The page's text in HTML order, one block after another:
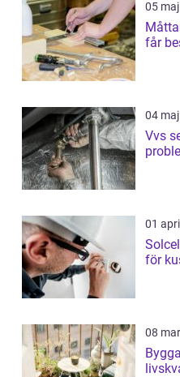
05
får
04
Vvs
01
Solceller
för
08